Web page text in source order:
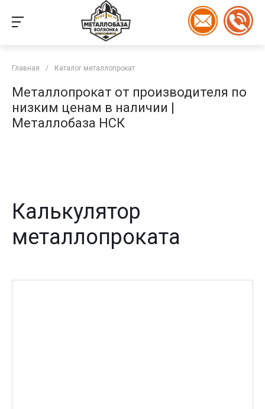
Главная / Каталог металлопрокат
Металлопрокат от производителя по
низким ценам в наличии |
Металлобаза НСК
Калькулятор
металлопроката